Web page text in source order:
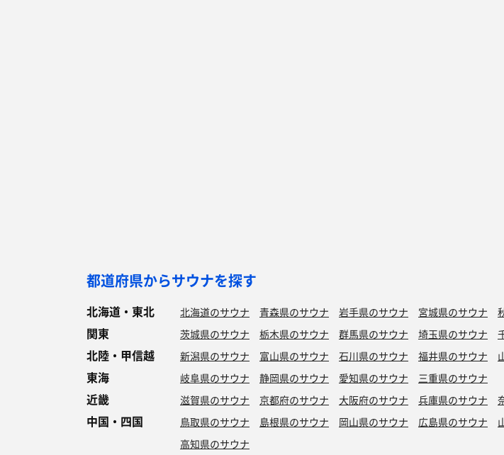
都道府県からサウナを探す
北海道・東北 北海道のサウナ 青森県のサウナ 岩手県のサウナ 宮城県のサウナ
関東 茨城県のサウナ 栃木県のサウナ 群馬県のサウナ 埼玉県のサウナ
北陸・甲信越 新潟県のサウナ 富山県のサウナ 石川県のサウナ 福井県のサウナ
東海 岐阜県のサウナ 静岡県のサウナ 愛知県のサウナ 三重県のサウナ
近畿 滋賀県のサウナ 京都府のサウナ 大阪府のサウナ 兵庫県のサウナ
中国・四国 鳥取県のサウナ 島根県のサウナ 岡山県のサウナ 広島県のサウナ
高知県のサウナ